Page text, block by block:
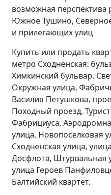
возможная перспектива
Южное Тушино,
и прилегающих улиц
Купить или продать
метро Сходненская:
Химкинский бульвар,
Окружная улица,
Василия Петушкова,
Походный проезд,
Фабрициуса,
улица, Новопоселковая
Сходненская улица,
Досфлота, Штурвальная
улица Героев
Балтийский квартет.